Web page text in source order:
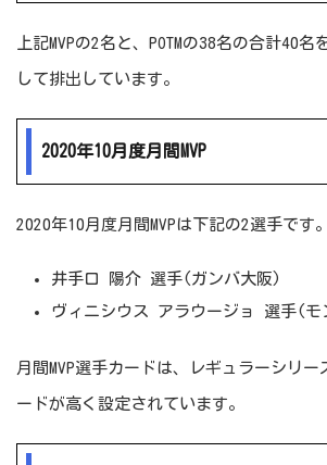
上記MVPの2名と、POTMの38名の合計40
して排出しています。
2020年10月度月間MVP
2020年10月度月間MVPは下記の2選手です。
井手口 陽介 選手(ガンバ大阪)
ヴィニシウス アラウージョ 選手(モ
月間MVP選手カードは、レギュラーシリ
ードが高く設定されています。